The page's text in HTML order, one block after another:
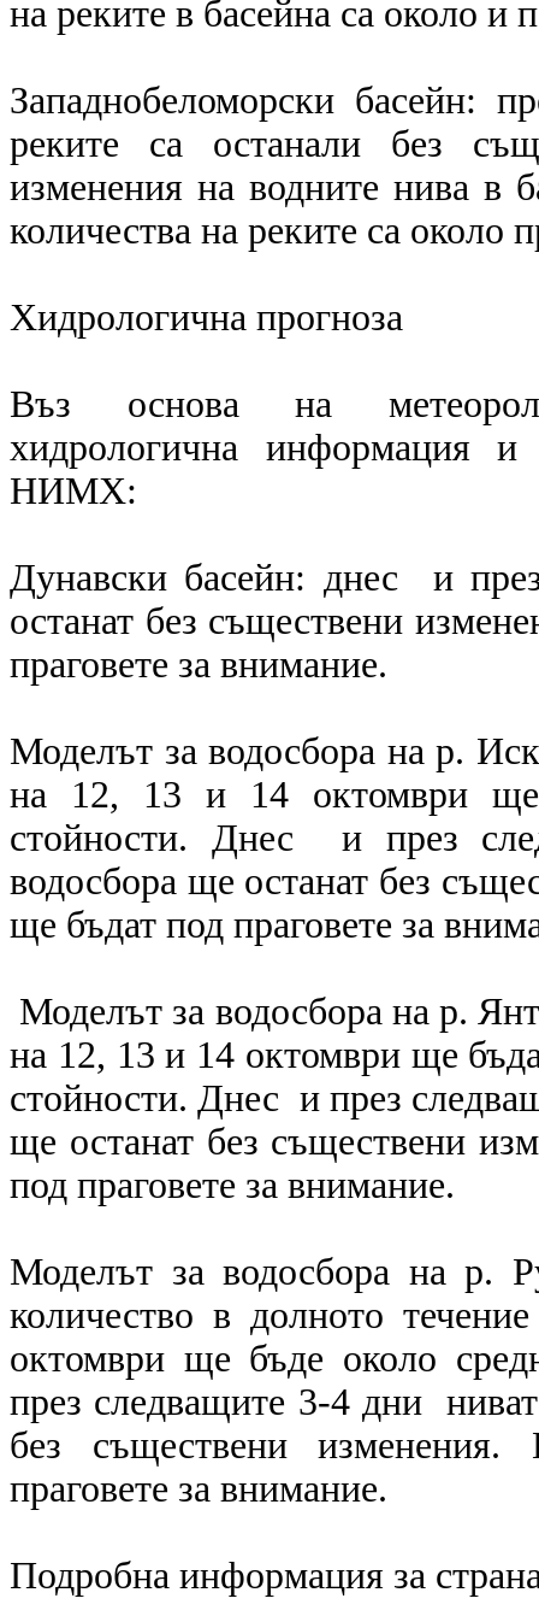
на реките в басейна са около и
Западнобеломорски басейн:
реките са останали без
изменения на водните нива в
количества на реките са около
Хидрологична прогноза
Въз основа на
хидрологична информация и
НИМХ:
Дунавски басейн: днес и
останат без съществени
праговете за внимание.
Моделът за водосбора на р.
на 12, 13 и 14 октомври ще
стойности. Днес и през
водосбора ще останат без
ще бъдат под праговете за
Моделът за водосбора на р.
на 12, 13 и 14 октомври ще
стойности. Днес и през
ще останат без съществени
под праговете за внимание.
Моделът за водосбора на р.
количество в долното
октомври ще бъде около
през следващите 3-4 дни
без съществени
праговете за внимание.
Подробна информация за